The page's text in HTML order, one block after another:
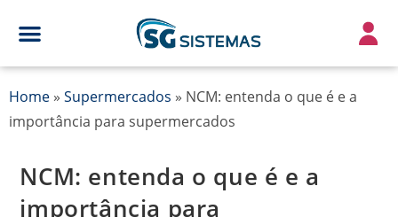
Home » Supermercados » NCM: entenda o que é e a
importância para supermercados
NCM: entenda o que é e a
importância para